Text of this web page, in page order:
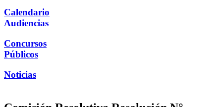
Calendario
Audiencias
Concursos
Públicos
Noticias